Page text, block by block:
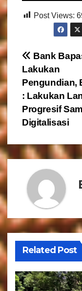
Post Views:
N
a
v
i
g
a
s
p
o
s
Bank
Lakukan
Pengundian,
: Lakukan
Progresif
Digitalisasi
Related Post